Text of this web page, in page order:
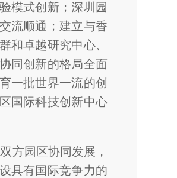
模式创新；深圳园
流顺通；建立与香
和卓越研究中心、
同创新的格局全面
一批世界一流的创
国际科技创新中心
方园区协同发展，
具有国际竞争力的